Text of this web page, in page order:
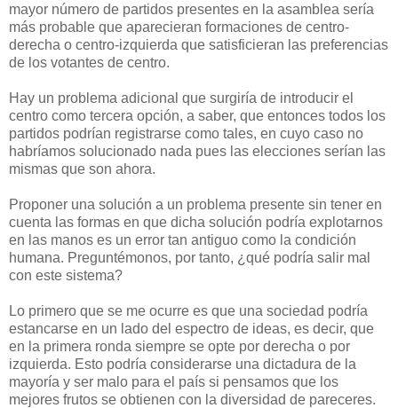
mayor número de partidos presentes en la asamblea sería
más probable que aparecieran formaciones de centro-
derecha o centro-izquierda que satisficieran las preferencias
de los votantes de centro.
Hay un problema adicional que surgiría de introducir el
centro como tercera opción, a saber, que entonces todos los
partidos podrían registrarse como tales, en cuyo caso no
habríamos solucionado nada pues las elecciones serían las
mismas que son ahora.
Proponer una solución a un problema presente sin tener en
cuenta las formas en que dicha solución podría explotarnos
en las manos es un error tan antiguo como la condición
humana. Preguntémonos, por tanto, ¿qué podría salir mal
con este sistema?
Lo primero que se me ocurre es que una sociedad podría
estancarse en un lado del espectro de ideas, es decir, que
en la primera ronda siempre se opte por derecha o por
izquierda. Esto podría considerarse una dictadura de la
mayoría y ser malo para el país si pensamos que los
mejores frutos se obtienen con la diversidad de pareceres.